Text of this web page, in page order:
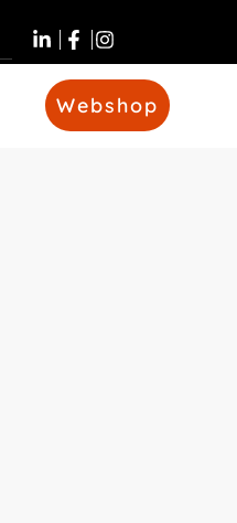
Webshop